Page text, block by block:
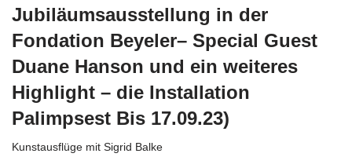
Jubiläumsausstellung in der
Fondation Beyeler– Special Guest
Duane Hanson und ein weiteres
Highlight – die Installation
Palimpsest Bis 17.09.23)
Kunstausflüge mit Sigrid Balke